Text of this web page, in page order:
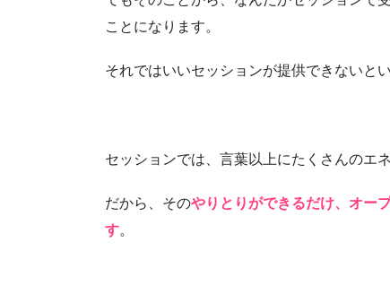
ことになります。
それではいいセッションが提供できないとい
セッションでは、言葉以上にたくさんのエ
だから、そのやりとりができるだけ、オー
す。